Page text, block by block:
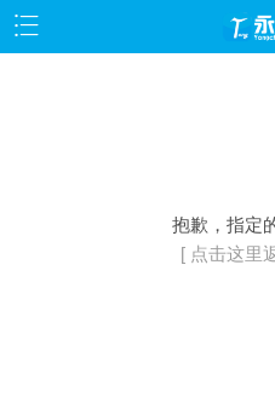
抱歉，指定
[ 点击这里